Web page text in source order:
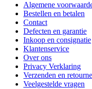
Algemene
Bestellen en betalen
Contact
Defecten en garantie
Inkoop en consignatie
Klantenservice
Over ons
Privacy Verklaring
Verzenden en
Veelgestelde vragen